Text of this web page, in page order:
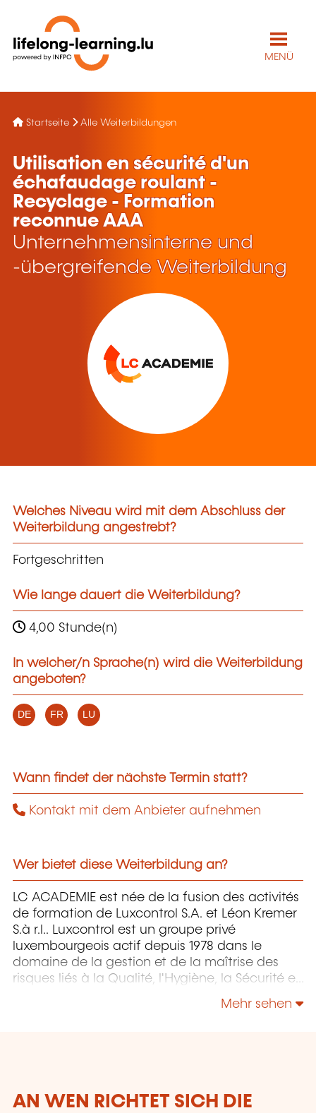
MENÜ
Startseite Alle Weiterbildungen
Utilisation en sécurité d'un
échafaudage roulant -
Recyclage - Formation
reconnue AAA
Unternehmensinterne und
-übergreifende Weiterbildung
Welches Niveau wird mit dem Abschluss der
Weiterbildung angestrebt?
Fortgeschritten
Wie lange dauert die Weiterbildung?
4,00 Stunde(n)
In welcher/n Sprache(n) wird die Weiterbildung
angeboten?
DE FR LU
Wann findet der nächste Termin statt?
Kontakt mit dem Anbieter aufnehmen
Wer bietet diese Weiterbildung an?
LC ACADEMIE est née de la fusion des activités
de formation de Luxcontrol S.A. et Léon Kremer
S.à r.l.. Luxcontrol est un groupe privé
luxembourgeois actif depuis 1978 dans le
domaine de la gestion et de la maîtrise des
risques liés à la Qualité, l'Hygiène, la Sécurité et
Mehr sehen
AN WEN RICHTET SICH DIE